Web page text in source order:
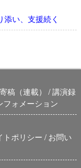
い、支援続く
寄稿（連載）
講演録
フォメーション
トポリシー
お問い